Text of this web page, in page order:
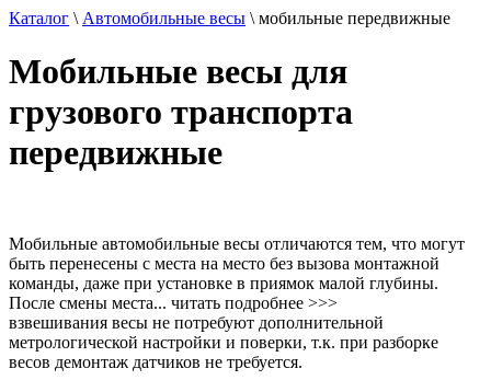
Каталог \ Автомобильные весы \ мобильные передвижные
Мобильные весы для
грузового транспорта
передвижные
Мобильные автомобильные весы отличаются тем, что могут
быть перенесены с места на место без вызова монтажной
команды, даже при установке в приямок малой глубины.
После смены места... читать подробнее >>>
взвешивания весы не потребуют дополнительной
метрологической настройки и поверки, т.к. при разборке
весов демонтаж датчиков не требуется.